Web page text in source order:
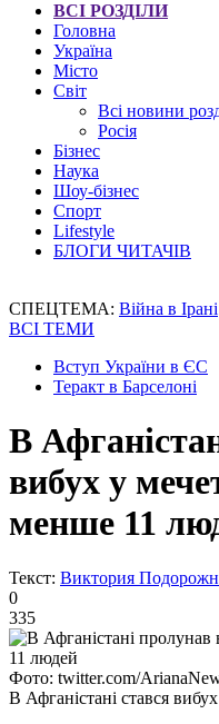
ВСІ РОЗДІЛИ
Головна
Україна
Місто
Світ
Всі новини
Росія
Бізнес
Наука
Шоу-бізнес
Спорт
Lifestyle
БЛОГИ ЧИТАЧІВ
СПЕЦТЕМА: Війна в Ірані
ВСІ ТЕМИ
Вступ України в ЄС
Теракт в Барселоні
В
вибух у
менше 11
Текст: Виктория
0
335
Фото: twitter.com/
В Афганістані стався